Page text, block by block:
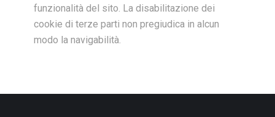
funzionalità del sito. La disabilitazione dei
cookie di terze parti non pregiudica in alcun
modo la navigabilità.